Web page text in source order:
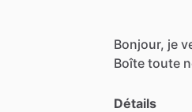
Bonjour, je
Boîte toute
Détails